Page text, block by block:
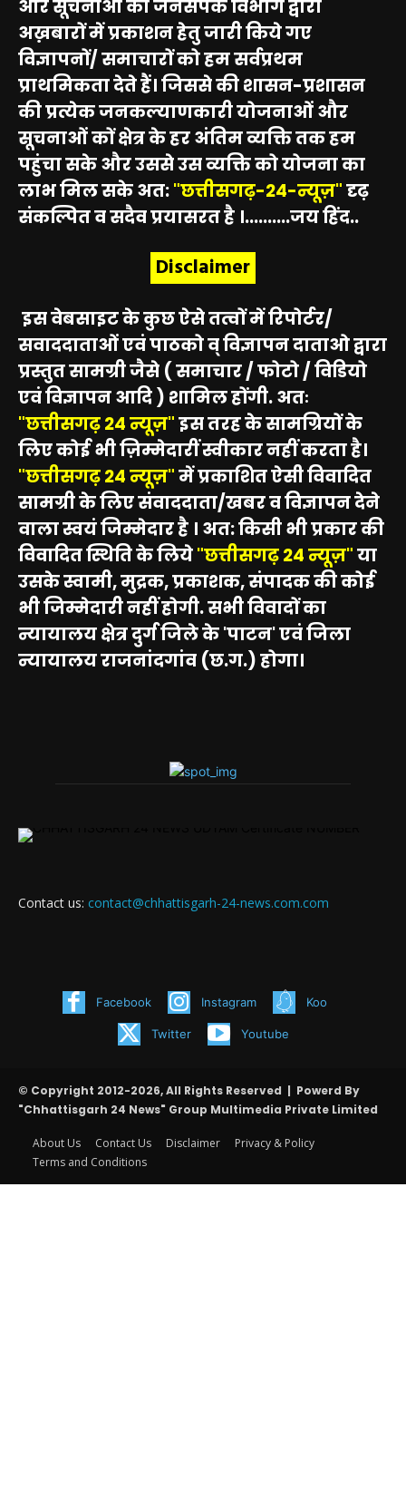
और सूचनाओं को जनसंपर्क विभाग द्वारा
अख़बारों में प्रकाशन हेतु जारी किये गए
विज्ञापनों/ समाचारों को हम सर्वप्रथम
प्राथमिकता देते हैं। जिससे की शासन-प्रशासन
की प्रत्येक जनकल्याणकारी योजनाओं और
सूचनाओं कों क्षेत्र के हर अंतिम व्यक्ति तक हम
पहुंचा सके और उससे उस व्यक्ति को योजना का
लाभ मिल सके अत:"छत्तीसगढ़-24-न्यूज़"दृढ़
संकल्पित व सदैव प्रयासरत है ।..........जय हिंद..
Disclaimer
इस वेबसाइट के कुछ ऐसे तत्वों में रिपोर्टर/
सवाददाताओं एवं पाठको व् विज्ञापन दाताओ द्वारा
प्रस्तुत सामग्री जैसे ( समाचार / फोटो / विडियो
एवं विज्ञापन आदि ) शामिल होंगी. अतः
"छत्तीसगढ़ 24 न्यूज़"इस तरह के सामग्रियों के
लिए कोई भी ज़िम्मेदारीं स्वीकार नहीं करता है।
"छत्तीसगढ़ 24 न्यूज़"में प्रकाशित ऐसी विवादित
सामग्री के लिए संवाददाता/खबर व विज्ञापन देने
वाला स्वयं जिम्मेदार है । अत: किसी भी प्रकार की
विवादित स्थिति के लिये"छत्तीसगढ़ 24 न्यूज़"या
उसके स्वामी, मुद्रक, प्रकाशक, संपादक की कोई
भी जिम्मेदारी नहीं होगी. सभी विवादों का
न्यायालय क्षेत्र दुर्ग जिले के 'पाटन' एवं जिला
न्यायालय राजनांदगांव (छ.ग.) होगा।
Contact us: contact@chhattisgarh-24-news.com.com
Facebook Instagram Koo
Twitter Youtube
© Copyright 2012-2026, All Rights Reserved | Powerd By
"Chhattisgarh 24 News" Group Multimedia Private Limited
About Us Contact Us Disclaimer
Privacy & Policy
Terms and Conditions